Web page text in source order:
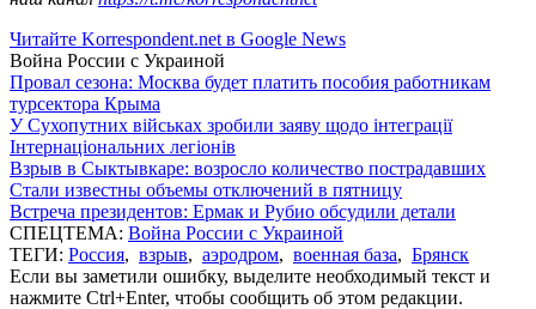
Читайте Korrespondent.net в Google News
Война России с Украиной
Провал сезона: Москва будет платить пособия работникам
турсектора Крыма
У Сухопутних військах зробили заяву щодо інтеграції
Інтернаціональних легіонів
Взрыв в Сыктывкаре: возросло количество пострадавших
Стали известны объемы отключений в пятницу
Встреча президентов: Ермак и Рубио обсудили детали
СПЕЦТЕМА: Война России с Украиной
ТЕГИ: Россия, взрыв, аэродром, военная база, Брянск
Если вы заметили ошибку, выделите необходимый текст и
нажмите Ctrl+Enter, чтобы сообщить об этом редакции.